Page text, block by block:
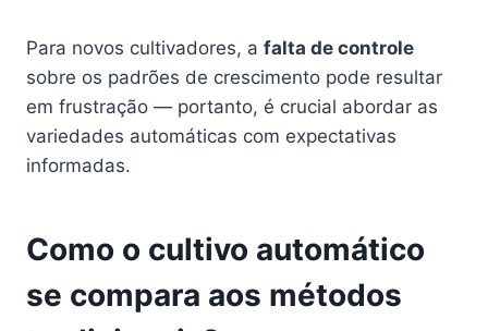
Para novos cultivadores, a falta de controle
sobre os padrões de crescimento pode resultar
em frustração — portanto, é crucial abordar as
variedades automáticas com expectativas
informadas.
Como o cultivo automático
se compara aos métodos